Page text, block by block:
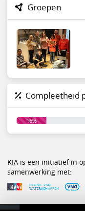
Groepen
Compleetheid
16%
KIA is een initiatief in
samenwerking met: